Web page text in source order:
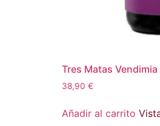
Tres Matas
38,90 €
Añadir al carrito